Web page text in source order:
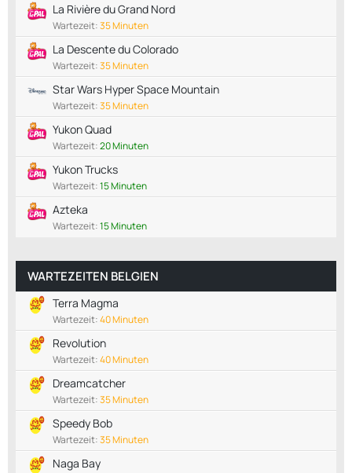
La Rivière du Grand Nord
Wartezeit:35 Minuten
La Descente du Colorado
Wartezeit:35 Minuten
Star Wars Hyper Space Mountain
Wartezeit:35 Minuten
Yukon Quad
Wartezeit:20 Minuten
Yukon Trucks
Wartezeit:15 Minuten
Azteka
Wartezeit:15 Minuten
WARTEZEITEN BELGIEN
Terra Magma
Wartezeit:40 Minuten
Revolution
Wartezeit:40 Minuten
Dreamcatcher
Wartezeit:35 Minuten
Speedy Bob
Wartezeit:35 Minuten
Naga Bay